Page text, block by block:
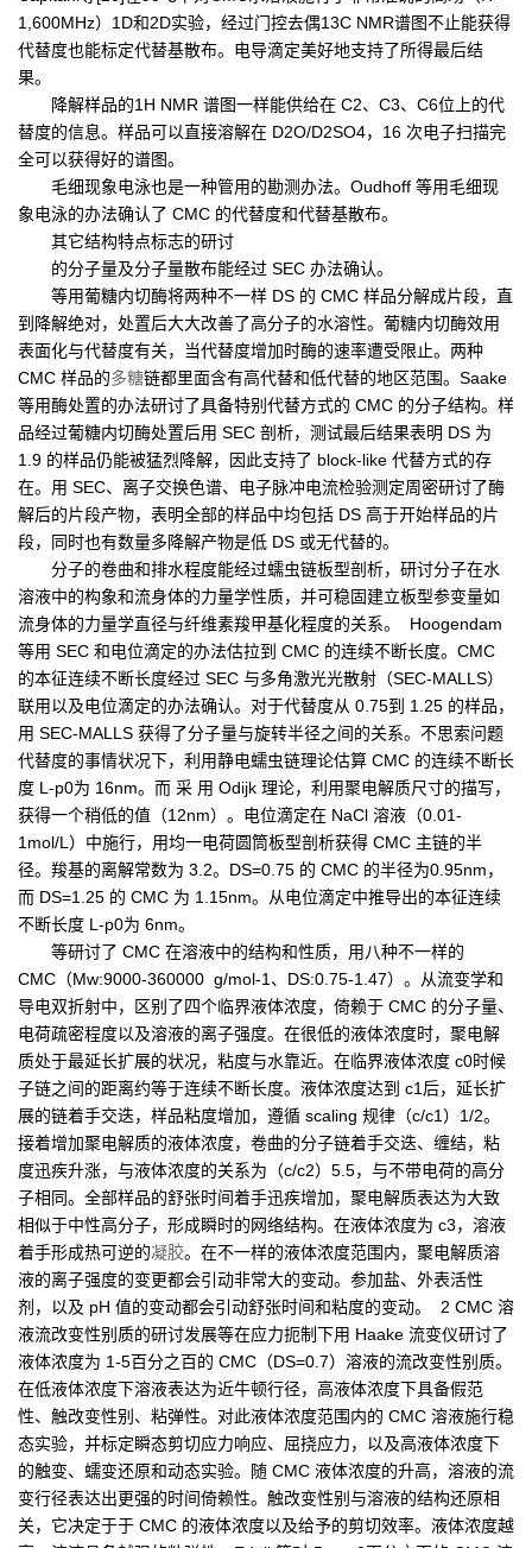
1,600MHz）1D和2D实验，经过门控去偶13C NMR谱图不止能获得
代替度也能标定代替基散布。电导滴定美好地支持了所得最后结
果。
降解样品的1H NMR 谱图一样能供给在 C2、C3、C6位上的代
替度的信息。样品可以直接溶解在 D2O/D2SO4，16 次电子扫描完
全可以获得好的谱图。
毛细现象电泳也是一种管用的勘测办法。Oudhoff 等用毛细现
象电泳的办法确认了 CMC 的代替度和代替基散布。
其它结构特点标志的研讨
的分子量及分子量散布能经过 SEC 办法确认。
等用葡糖内切酶将两种不一样 DS 的 CMC 样品分解成片段，直
到降解绝对，处置后大大改善了高分子的水溶性。葡糖内切酶效用
表面化与代替度有关，当代替度增加时酶的速率遭受限止。两种
CMC 样品的多糖链都里面含有高代替和低代替的地区范围。Saake
等用酶处置的办法研讨了具备特别代替方式的 CMC 的分子结构。样
品经过葡糖内切酶处置后用 SEC 剖析，测试最后结果表明 DS 为
1.9 的样品仍能被猛烈降解，因此支持了 block-like 代替方式的存
在。用 SEC、离子交换色谱、电子脉冲电流检验测定周密研讨了酶
解后的片段产物，表明全部的样品中均包括 DS 高于开始样品的片
段，同时也有数量多降解产物是低 DS 或无代替的。
分子的卷曲和排水程度能经过蠕虫链板型剖析，研讨分子在水
溶液中的构象和流身体的力量学性质，并可稳固建立板型参变量如
流身体的力量学直径与纤维素羧甲基化程度的关系。 Hoogendam
等用 SEC 和电位滴定的办法估拉到 CMC 的连续不断长度。CMC
的本征连续不断长度经过 SEC 与多角激光光散射（SEC-MALLS）
联用以及电位滴定的办法确认。对于代替度从 0.75到 1.25 的样品，
用 SEC-MALLS 获得了分子量与旋转半径之间的关系。不思索问题
代替度的事情状况下，利用静电蠕虫链理论估算 CMC 的连续不断长
度 L-p0为 16nm。而 采 用 Odijk 理论，利用聚电解质尺寸的描写，
获得一个稍低的值（12nm）。电位滴定在 NaCl 溶液（0.01-
1mol/L）中施行，用均一电荷圆筒板型剖析获得 CMC 主链的半
径。羧基的离解常数为 3.2。DS=0.75 的 CMC 的半径为0.95nm，
而 DS=1.25 的 CMC 为 1.15nm。从电位滴定中推导出的本征连续
不断长度 L-p0为 6nm。
等研讨了 CMC 在溶液中的结构和性质，用八种不一样的
CMC（Mw:9000-360000 g/mol-1、DS:0.75-1.47）。从流变学和
导电双折射中，区别了四个临界液体浓度，倚赖于 CMC 的分子量、
电荷疏密程度以及溶液的离子强度。在很低的液体浓度时，聚电解
质处于最延长扩展的状况，粘度与水靠近。在临界液体浓度 c0时候
子链之间的距离约等于连续不断长度。液体浓度达到 c1后，延长扩
展的链着手交迭，样品粘度增加，遵循 scaling 规律（c/c1）1/2。
接着增加聚电解质的液体浓度，卷曲的分子链着手交迭、缠结，粘
度迅疾升涨，与液体浓度的关系为（c/c2）5.5，与不带电荷的高分
子相同。全部样品的舒张时间着手迅疾增加，聚电解质表达为大致
相似于中性高分子，形成瞬时的网络结构。在液体浓度为 c3，溶液
着手形成热可逆的凝胶。在不一样的液体浓度范围内，聚电解质溶
液的离子强度的变更都会引动非常大的变动。参加盐、外表活性
剂，以及 pH 值的变动都会引动舒张时间和粘度的变动。 2 CMC 溶
液流改变性别质的研讨发展等在应力扼制下用 Haake 流变仪研讨了
液体浓度为 1-5百分之百的 CMC（DS=0.7）溶液的流改变性别质。
在低液体浓度下溶液表达为近牛顿行径，高液体浓度下具备假范
性、触改变性别、粘弹性。对此液体浓度范围内的 CMC 溶液施行稳
态实验，并标定瞬态剪切应力响应、屈挠应力，以及高液体浓度下
的触变、蠕变还原和动态实验。随 CMC 液体浓度的升高，溶液的流
变行径表达出更强的时间倚赖性。触改变性别与溶液的结构还原相
关，它决定于于 CMC 的液体浓度以及给予的剪切效率。液体浓度越